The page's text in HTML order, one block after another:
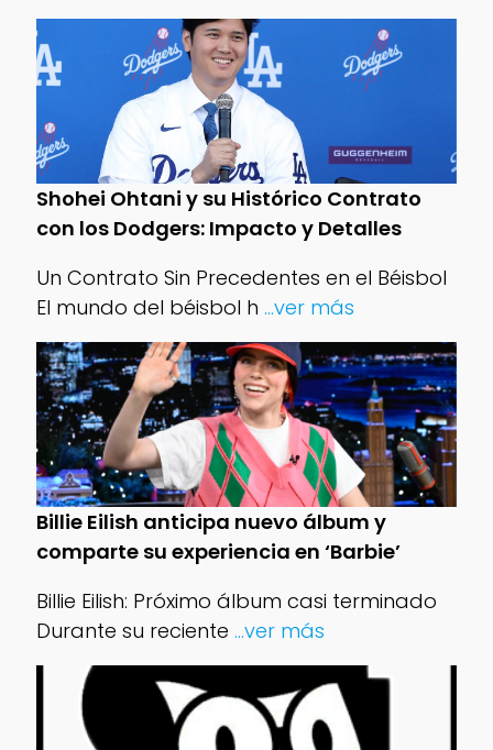
Shohei Ohtani y su Histórico Contrato
con los Dodgers: Impacto y Detalles
Un Contrato Sin Precedentes en el Béisbol
El mundo del béisbol h ...ver más
Billie Eilish anticipa nuevo álbum y
comparte su experiencia en ‘Barbie’
Billie Eilish: Próximo álbum casi terminado
Durante su reciente ...ver más